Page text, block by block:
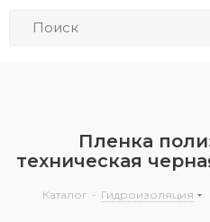
Пленка
техническая
Каталог - Гидроизоляция